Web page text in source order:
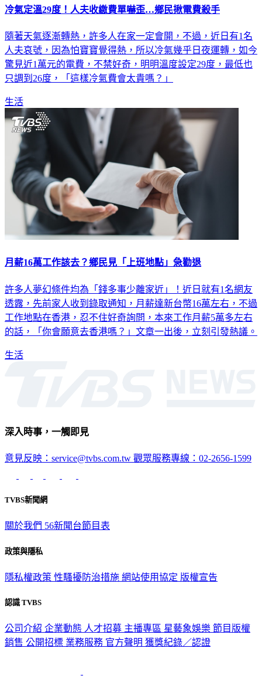
冷氣定溫29度！人夫收繳費單嚇歪…鄉民揪電費殺手
隨著天氣逐漸轉熱，許多人在家一定會開，不過，近日有1名
人夫哀號，因為怕寶寶覺得熱，所以冷氣幾乎日夜運轉，如今
驚見近1萬元的電費，不禁好奇，明明溫度設定29度，最低也
只調到26度，「這樣冷氣費會太貴嗎？」
生活
月薪16萬工作該去？鄉民見「上班地點」急勸退
許多人夢幻條件均為「錢多事少離家近」！近日就有1名網友
透露，先前家人收到錄取通知，月薪達新台幣16萬左右，不過
工作地點在香港，忍不住好奇詢問，本來工作月薪5萬多左右
的話，「你會願意去香港嗎？」文章一出後，立刻引發熱議。
生活
深入時事，一觸即見
意見反映：service@tvbs.com.tw 觀眾服務專線：02-2656-1599
TVBS新聞網
關於我們 56新聞台節目表
政策與隱私
隱私權政策 性騷擾防治措施 網站使用協定 版權宣告
認識 TVBS
公司介紹 企業動態 人才招募 主播專區 星藝象娛樂 節目版權
銷售 公開招標 業務服務 官方聲明 獲獎紀錄／認證